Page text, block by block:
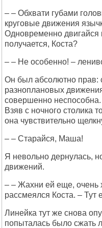
– – Обхвати губами
круговые движения
Одновременно двигайся
получается, Коста?
– – Не особенно! –
Он был абсолютно прав:
разноплановых
совершенно неспособна.
Взяв с ночного столика
она чувствительно
– – Старайся, Маша!
Я невольно дернулась,
движений.
– – Жахни ей еще, очень
рассмеялся Коста. – Тут
Линейка тут же снова
попыталась было сжать